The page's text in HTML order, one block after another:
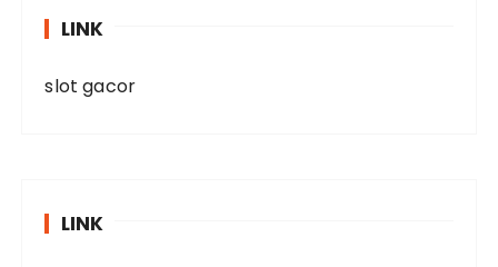
LINK
slot gacor
LINK